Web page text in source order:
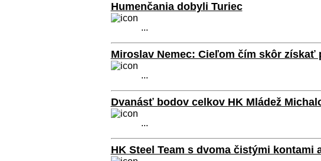
Humenčania dobyli Turiec
...
Miroslav Nemec: Cieľom čím skôr získať
...
Dvanásť bodov celkov HK Mládež
...
HK Steel Team s dvoma čistými